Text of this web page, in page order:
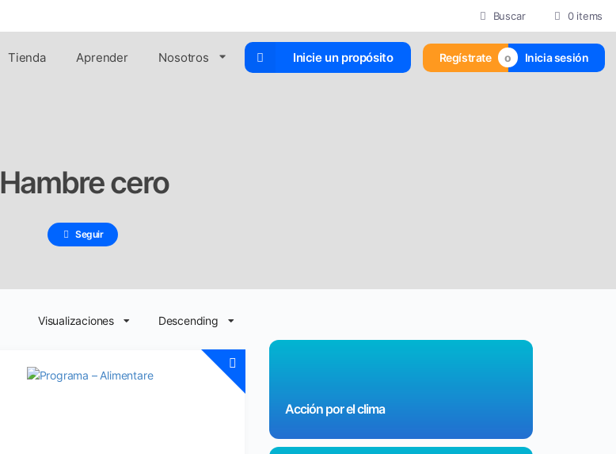
Buscar 0 items
Tienda Aprender Nosotros Inicie un propósito Regístrate Inicia sesión
Hambre cero
Seguir
Visualizaciones Descending
Acción por el clima